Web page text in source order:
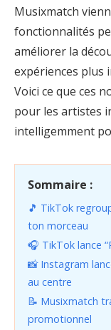
Musixmatch
fonctionnalités
améliorer la
expériences plus
Voici ce que ces
pour les artistes
intelligemment
Sommaire :
🎵 TikTok
ton morceau
🎧 TikTok lance
📸 Instagram
au centre
📝 Musixmatch
promotionnel